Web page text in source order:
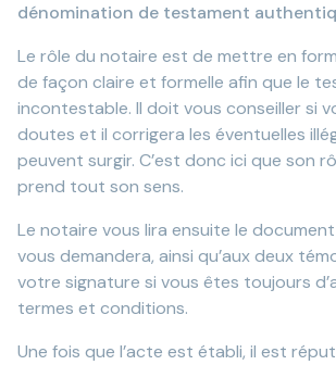
dénomination de testament
Le rôle du notaire est de mettre en
de façon claire et formelle afin que le
incontestable. Il doit vous conseiller si
doutes et il corrigera les éventuelles
peuvent surgir. C’est donc ici que son
prend tout son sens.
Le notaire vous lira ensuite le
vous demandera, ainsi qu’aux deux
votre signature si vous êtes toujours
termes et conditions.
Une fois que l’acte est établi, il est